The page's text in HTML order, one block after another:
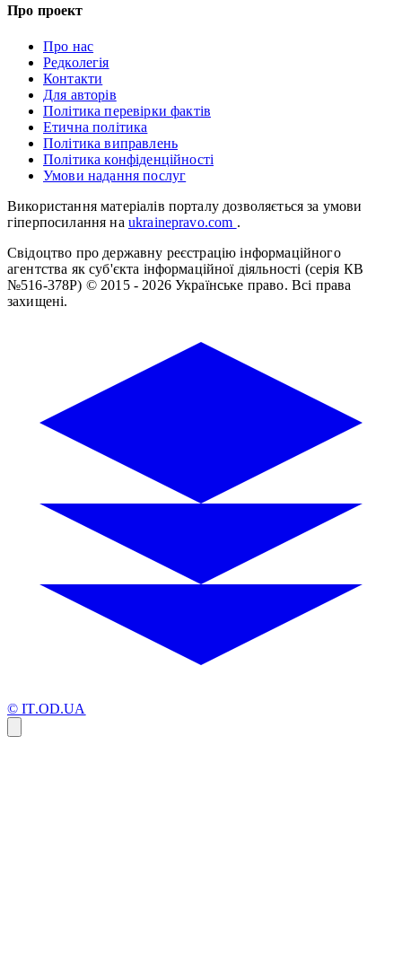
Про проект
Про нас
Редколегія
Контакти
Для авторів
Політика перевірки фактів
Етична політика
Політика виправлень
Політика конфіденційності
Умови надання послуг
Використання матеріалів порталу дозволяється за умови
гіперпосилання на ukrainepravo.com .
Свідоцтво про державну реєстрацію інформаційного
агентства як суб'єкта інформаційної діяльності (серія КВ
№516-378Р) © 2015 - 2026 Українське право. Всі права
захищені.
© IT.OD.UA